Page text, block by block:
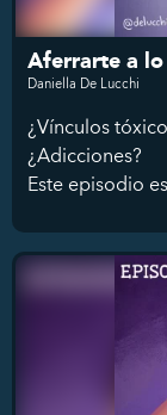
Aferrarte a
Daniella De Lucchi
¿Vínculos
¿Adicciones?
Este episodio